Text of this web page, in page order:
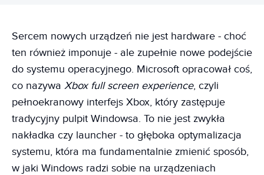
Sercem nowych urządzeń nie jest hardware - choć
ten również imponuje - ale zupełnie nowe podejście
do systemu operacyjnego. Microsoft opracował coś,
co nazywa Xbox full screen experience, czyli
pełnoekranowy interfejs Xbox, który zastępuje
tradycyjny pulpit Windowsa. To nie jest zwykła
nakładka czy launcher - to głęboka optymalizacja
systemu, która ma fundamentalnie zmienić sposób,
w jaki Windows radzi sobie na urządzeniach